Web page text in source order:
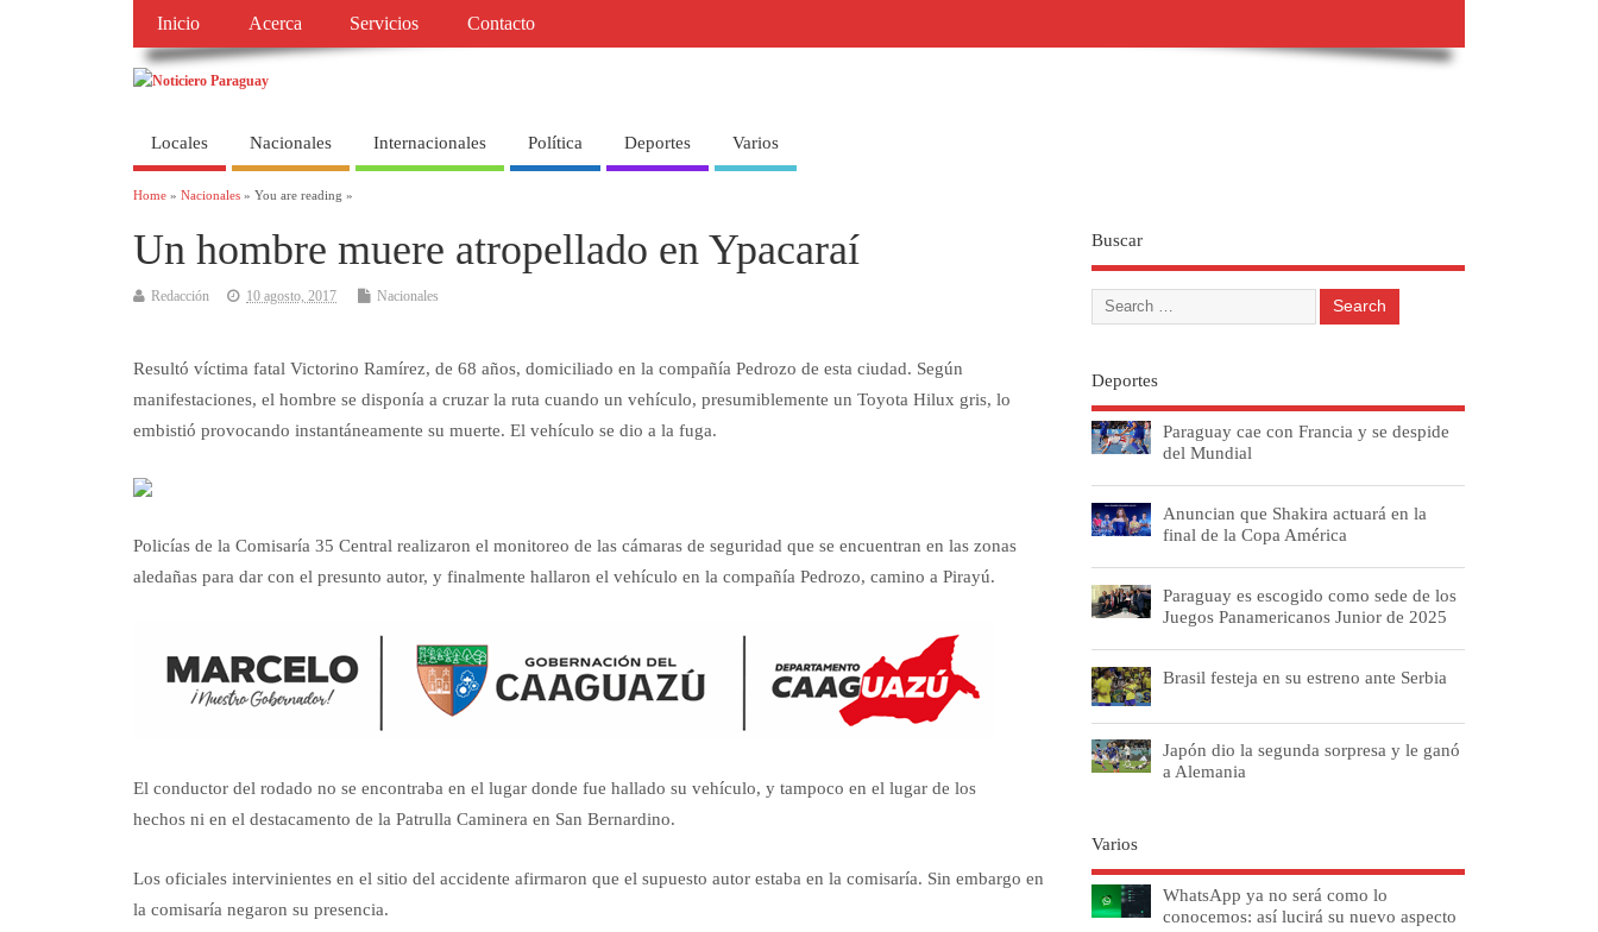
Inicio Acerca Servicios Contacto
Locales Nacionales Internacionales Política Deportes Varios
Home » Nacionales » You are reading »
Un hombre muere atropellado en Ypacaraí
Redacción 10 agosto, 2017 Nacionales
Resultó víctima fatal Victorino Ramírez, de 68 años, domiciliado en la compañía Pedrozo de esta ciudad. Según
manifestaciones, el hombre se disponía a cruzar la ruta cuando un vehículo, presumiblemente un Toyota Hilux gris, lo
embistió provocando instantáneamente su muerte. El vehículo se dio a la fuga.
Policías de la Comisaría 35 Central realizaron el monitoreo de las cámaras de seguridad que se encuentran en las zonas
aledañas para dar con el presunto autor, y finalmente hallaron el vehículo en la compañía Pedrozo, camino a Pirayú.
El conductor del rodado no se encontraba en el lugar donde fue hallado su vehículo, y tampoco en el lugar de los
hechos ni en el destacamento de la Patrulla Caminera en San Bernardino.
Los oficiales intervinientes en el sitio del accidente afirmaron que el supuesto autor estaba en la comisaría. Sin embargo en
la comisaría negaron su presencia.
Buscar
Deportes
Paraguay cae con Francia y se despide
del Mundial
Anuncian que Shakira actuará en la
final de la Copa América
Paraguay es escogido como sede de los
Juegos Panamericanos Junior de 2025
Brasil festeja en su estreno ante Serbia
Japón dio la segunda sorpresa y le ganó
a Alemania
Varios
WhatsApp ya no será como lo
conocemos: así lucirá su nuevo aspecto